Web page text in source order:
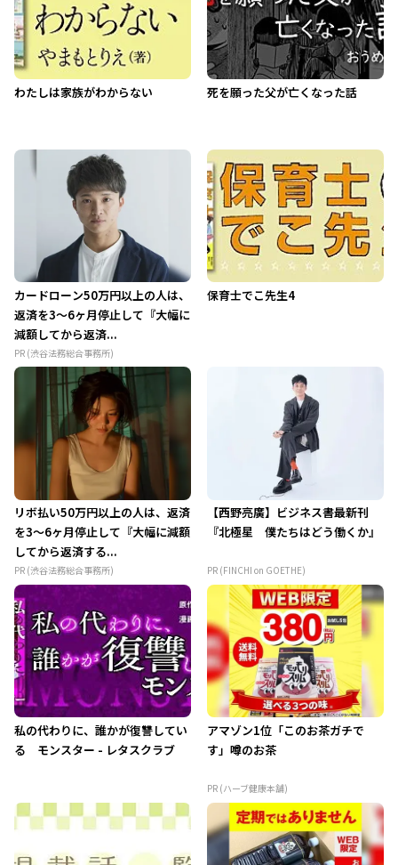
わたしは家族がわからない 死を願った父が亡くなった話
カードローン50万円以上の人は、
返済を3～6ヶ月停止して『大幅に
減額してから返済...
PR (渋谷法務総合事務所)
保育士でこ先生4
リボ払い50万円以上の人は、返済
を3～6ヶ月停止して『大幅に減額
してから返済する...
PR (渋谷法務総合事務所)
【西野亮廣】ビジネス書最新刊
『北極星 僕たちはどう働くか』
PR (FINCHI on GOETHE)
私の代わりに、誰かが復讐してい
る モンスター - レタスクラブ
アマゾン1位「このお茶ガチで
す」噂のお茶
PR (ハーブ健康本舗)